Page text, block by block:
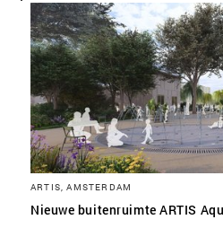
ARTIS, AMSTERDAM
Nieuwe buitenruimte ARTIS